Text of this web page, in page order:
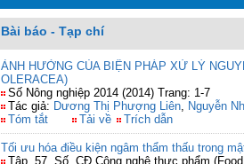
Bài báo - Tạp chí
ẢNH HƯỞNG CỦA BIỆN PHÁP XỬ LÝ
OLERACEA)
Số Nông nghiệp 2014 (2014) Trang: 1-7
Tác giả: Dương Thị Phượng Liên, Nguyễn
Tóm tắt
Tải về Trích dẫn
Tối ưu hóa điều kiện ngâm thẩm thấu trong
Tập. 57, Số. CĐ Công nghệ thực phẩm